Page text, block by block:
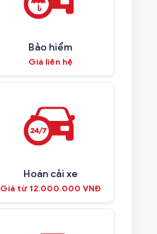
Bảo hiểm
Giá liên hệ
Hoán cải xe
Giá từ 12.000.000 VNĐ